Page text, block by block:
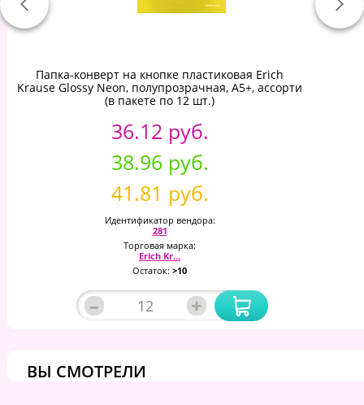
Папка-конверт на кнопке пластиковая Erich
Krause Glossy Neon, полупрозрачная, A5+, ассорти
(в пакете по 12 шт.)
36.12 руб.
38.96 руб.
41.81 руб.
Идентификатор вендора:
281
Торговая марка:
Erich Kr...
Остаток: >10
– +
ВЫ СМОТРЕЛИ